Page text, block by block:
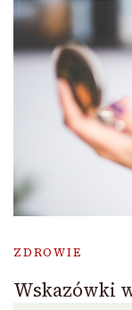
ZDROWIE
Wskazówki